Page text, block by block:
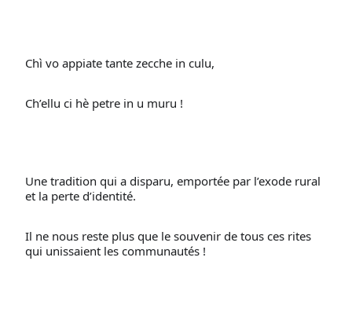
Chì vo appiate tante zecche in culu,
Ch’ellu ci hè petre in u muru !
Une tradition qui a disparu, emportée par l’exode rural
et la perte d’identité.
Il ne nous reste plus que le souvenir de tous ces rites
qui unissaient les communautés !